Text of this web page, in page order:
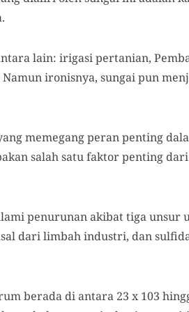
lain: irigasi pertanian,
ironisnya, sungai pun
memegang peran penting
salah satu faktor penting
penurunan akibat tiga unsur
dari limbah industri, dan
berada di antara 23 x 103